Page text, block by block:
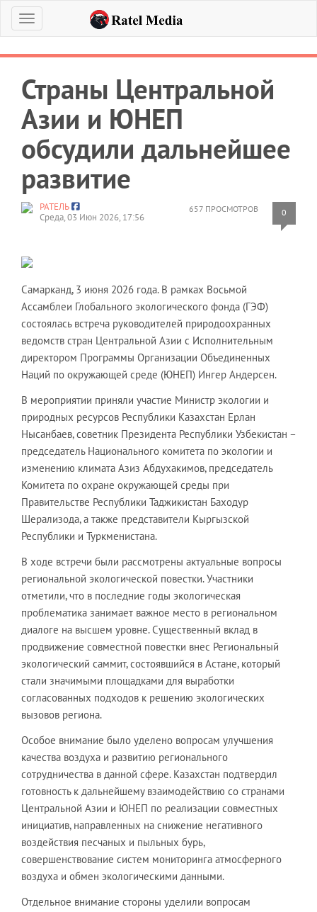
Меню
Страны Центральной
Азии и ЮНЕП
обсудили дальнейшее
развитие
657 ПРОСМОТРОВ 0
РАТЕЛЬ
Среда, 03 Июн 2026, 17:56
Самарканд, 3 июня 2026 года. В рамках Восьмой
Ассамблеи Глобального экологического фонда (ГЭФ)
состоялась встреча руководителей природоохранных
ведомств стран Центральной Азии с Исполнительным
директором Программы Организации Объединенных
Наций по окружающей среде (ЮНЕП) Ингер Андерсен.
В мероприятии приняли участие Министр экологии и
природных ресурсов Республики Казахстан Ерлан
Нысанбаев, советник Президента Республики Узбекистан –
председатель Национального комитета по экологии и
изменению климата Азиз Абдухакимов, председатель
Комитета по охране окружающей среды при
Правительстве Республики Таджикистан Баходур
Шерализода, а также представители Кыргызской
Республики и Туркменистана.
В ходе встречи были рассмотрены актуальные вопросы
региональной экологической повестки. Участники
отметили, что в последние годы экологическая
проблематика занимает важное место в региональном
диалоге на высшем уровне. Существенный вклад в
продвижение совместной повестки внес Региональный
экологический саммит, состоявшийся в Астане, который
стали значимыми площадками для выработки
согласованных подходов к решению экологических
вызовов региона.
Особое внимание было уделено вопросам улучшения
качества воздуха и развитию регионального
сотрудничества в данной сфере. Казахстан подтвердил
готовность к дальнейшему взаимодействию со странами
Центральной Азии и ЮНЕП по реализации совместных
инициатив, направленных на снижение негативного
воздействия песчаных и пыльных бурь,
совершенствование систем мониторинга атмосферного
воздуха и обмен экологическими данными.
Отдельное внимание стороны уделили вопросам